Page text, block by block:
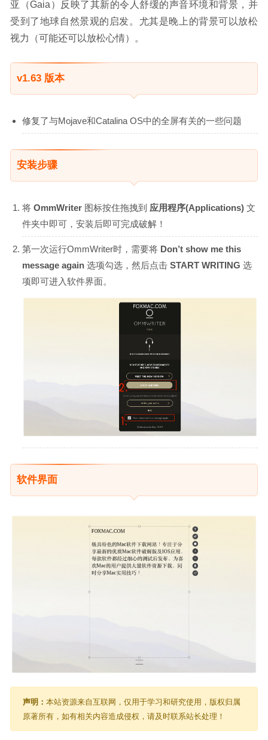
亚（Gaia）反映了其新的令人舒缓的声音环境和背景，并
受到了地球自然景观的启发。尤其是晚上的背景可以放松
视力（可能还可以放松心情）。
v1.63 版本
修复了与Mojave和Catalina OS中的全屏有关的一些问题
安装步骤
将 OmmWriter 图标按住拖拽到 应用程序(Applications) 文
件夹中即可，安装后即可完成破解！
第一次运行OmmWriter时，需要将 Don’t show me this
message again 选项勾选，然后点击 START WRITING 选
项即可进入软件界面。
软件界面
声明： 本站资源来自互联网，仅用于学习和研究使用，版权归属
原著所有，如有相关内容造成侵权，请及时联系站长处理！